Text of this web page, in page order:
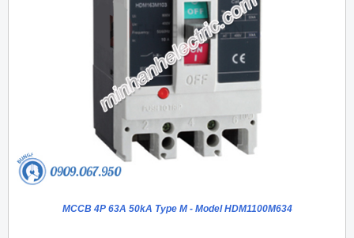
MCCB 4P 63A 50kA Type M - Model HDM1100M634